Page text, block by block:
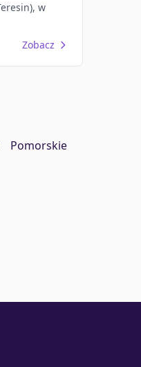
w
Zobacz
Pomorskie